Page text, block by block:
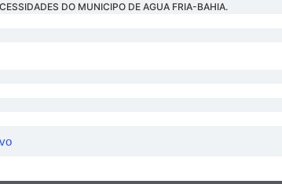
DO MUNICIPO DE AGUA FRIA-BAHIA.